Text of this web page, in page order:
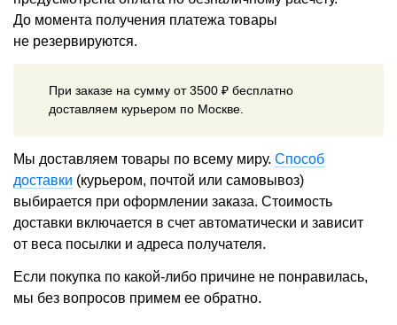
До момента получения платежа товары
не резервируются.
При заказе на сумму от 3500 ₽ бесплатно
доставляем курьером по Москве.
Мы доставляем товары по всему миру. Способ
доставки (курьером, почтой или самовывоз)
выбирается при оформлении заказа. Стоимость
доставки включается в счет автоматически и зависит
от веса посылки и адреса получателя.
Если покупка по какой-либо причине не понравилась,
мы без вопросов примем ее обратно.